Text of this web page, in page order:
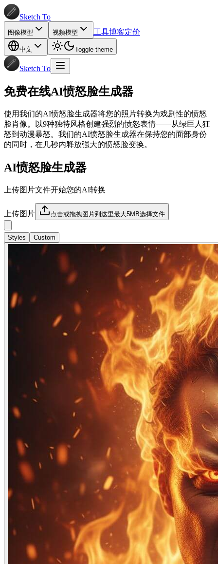
Sketch To
图像模型 视频模型 工具博客定价
中文 Toggle theme
Sketch To
免费在线AI愤怒脸生成器
使用我们的AI愤怒脸生成器将您的照片转换为戏剧性的愤怒
脸肖像。以9种独特风格创建强烈的愤怒表情——从绿巨人狂
怒到动漫暴怒。我们的AI愤怒脸生成器在保持您的面部身份
的同时，在几秒内释放强大的愤怒脸变换。
AI愤怒脸生成器
上传图片文件开始您的AI转换
上传图片 点击或拖拽图片到这里最大5MB选择文件
Styles Custom